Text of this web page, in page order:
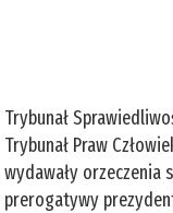
Trybunał
Trybunał Praw
wydawały orzeczenia
prerogatywy